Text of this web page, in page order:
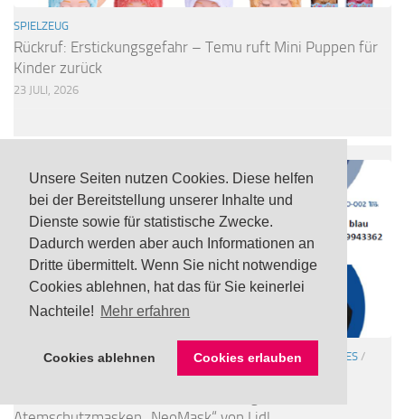
Unsere Seiten nutzen Cookies. Diese helfen
bei der Bereitstellung unserer Inhalte und
Dienste sowie für statistische Zwecke.
Dadurch werden aber auch Informationen an
Dritte übermittelt. Wenn Sie nicht notwendige
Cookies ablehnen, hat das für Sie keinerlei
Nachteile! Mehr erfahren
Cookies ablehnen Cookies erlauben
SPIELZEUG
Rückruf: Erstickungsgefahr – Temu ruft Mini Puppen für
Kinder zurück
23 JULI, 2026
ATEMSCHUTZMASKEN/SONSTIGE WARNUNGEN/VERSCHIEDENES /